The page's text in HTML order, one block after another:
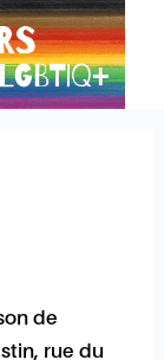
de
rue du